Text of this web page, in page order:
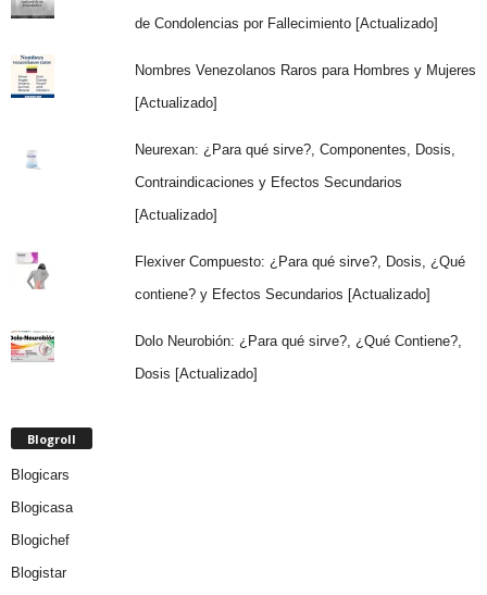
de Condolencias por Fallecimiento [Actualizado]
Nombres Venezolanos Raros para Hombres y Mujeres
[Actualizado]
Neurexan: ¿Para qué sirve?, Componentes, Dosis,
Contraindicaciones y Efectos Secundarios
[Actualizado]
Flexiver Compuesto: ¿Para qué sirve?, Dosis, ¿Qué
contiene? y Efectos Secundarios [Actualizado]
Dolo Neurobión: ¿Para qué sirve?, ¿Qué Contiene?,
Dosis [Actualizado]
Blogroll
Blogicars
Blogicasa
Blogichef
Blogistar